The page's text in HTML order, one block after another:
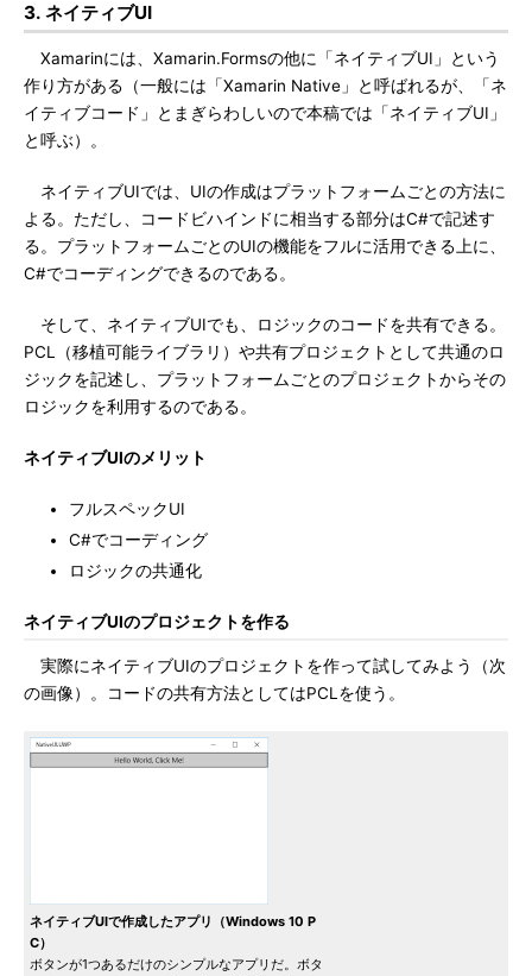
3. ネイティブUI
Xamarinには、Xamarin.Formsの他に「ネイティブUI」という
作り方がある（一般には「Xamarin Native」と呼ばれるが、「ネ
イティブコード」とまぎらわしいので本稿では「ネイティブUI」
と呼ぶ）。
ネイティブUIでは、UIの作成はプラットフォームごとの方法に
よる。ただし、コードビハインドに相当する部分はC#で記述す
る。プラットフォームごとのUIの機能をフルに活用できる上に、
C#でコーディングできるのである。
そして、ネイティブUIでも、ロジックのコードを共有できる。
PCL（移植可能ライブラリ）や共有プロジェクトとして共通のロ
ジックを記述し、プラットフォームごとのプロジェクトからその
ロジックを利用するのである。
ネイティブUIのメリット
フルスペックUI
C#でコーディング
ロジックの共通化
ネイティブUIのプロジェクトを作る
実際にネイティブUIのプロジェクトを作って試してみよう（次
の画像）。コードの共有方法としてはPCLを使う。
ネイティブUIで作成したアプリ（Windows 10 P
C）
ボタンが1つあるだけのシンプルなアプリだ。ボタ